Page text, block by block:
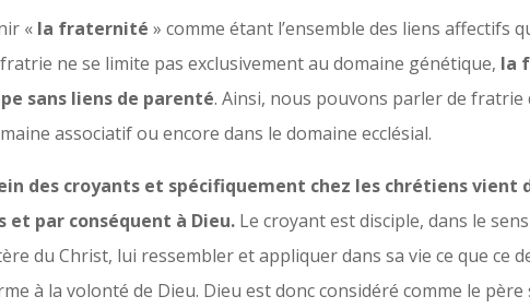
« la fraternité » comme étant l’ensemble des liens affectifs
ne se limite pas exclusivement au domaine génétique, la
sans liens de parenté. Ainsi, nous pouvons parler de fratrie
associatif ou encore dans le domaine ecclésial.
des croyants et spécifiquement chez les chrétiens vient
et par conséquent à Dieu. Le croyant est disciple, dans le
du Christ, lui ressembler et appliquer dans sa vie ce que ce
à la volonté de Dieu. Dieu est donc considéré comme le père